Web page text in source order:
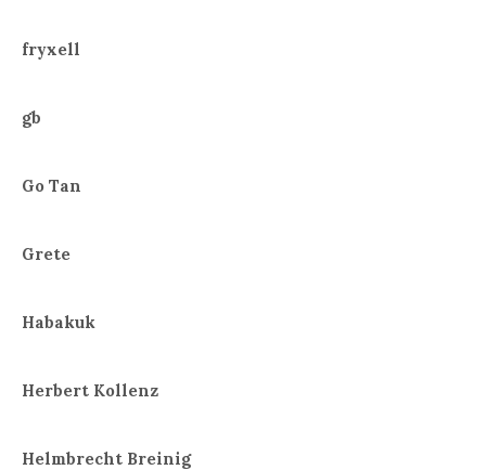
fryxell
gb
Go Tan
Grete
Habakuk
Herbert Kollenz
Helmbrecht Breinig